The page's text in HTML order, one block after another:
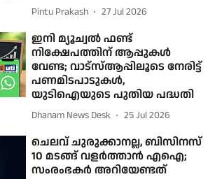
Pintu Prakash 27 Jul 2026
ഇനി മ്യൂച്വൽ ഫണ്ട്
നിക്ഷേപത്തിന് ആപ്പുകൾ
വേണ്ട; വാട്‌സ്ആപ്പിലൂടെ നേരിട്ട്
പണമിടപാടുകള്‍,
യുടിഐയുടെ പുതിയ പദ്ധതി
Dhanam News Desk 25 Jul 2026
ചെലവ് ചുരുക്കാനല്ല, ബിസിനസ്
10 മടങ്ങ് വളർത്താൻ എഐ;
സംരംഭകർ അറിയേണ്ടത്